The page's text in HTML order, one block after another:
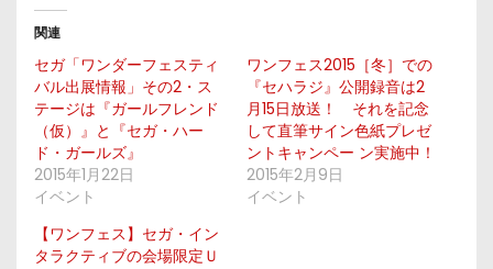
関連
セガ「ワンダーフェスティ
バル出展情報」その2・ス
テージは『ガールフレンド
（仮）』と『セガ・ハー
ド・ガールズ』
2015年1月22日
イベント
ワンフェス2015［冬］での
『セハラジ』公開録音は2
月15日放送！ それを記念
して直筆サイン色紙プレゼ
ントキャンペー ン実施中！
2015年2月9日
イベント
【ワンフェス】セガ・イン
タラクティブの会場限定Ｕ